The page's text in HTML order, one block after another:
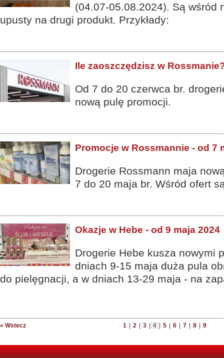
(04.07-05.08.2024). Są wśród
upusty na drugi produkt. Przykłady:
Ile zaoszczędzisz w
Od 7 do 20 czerwca br.
nową pulę promocji.
Promocje w Rossmannie - od 7
Drogerie Rossmann maja
7 do 20 maja br. Wśród ofert
Okazje w Hebe - od 9 maja 2024
Drogerie Hebe kusza nowymi
dniach 9-15 maja duża pula
do pielęgnacji, a w dniach 13-29 maja - na
« Wstecz 1 2 3 4 5 6 7 8 9